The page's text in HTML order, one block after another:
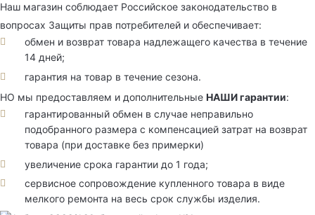
Наш магазин соблюдает Российское законодательство в
вопросах Защиты прав потребителей и обеспечивает:
обмен и возврат товара надлежащего качества в течение
14 дней;
гарантия на товар в течение сезона.
НО мы предоставляем и дополнительные НАШИ гарантии:
гарантированный обмен в случае неправильно
подобранного размера с компенсацией затрат на возврат
товара (при доставке без примерки)
увеличение срока гарантии до 1 года;
сервисное сопровождение купленного товара в виде
мелкого ремонта на весь срок службы изделия.